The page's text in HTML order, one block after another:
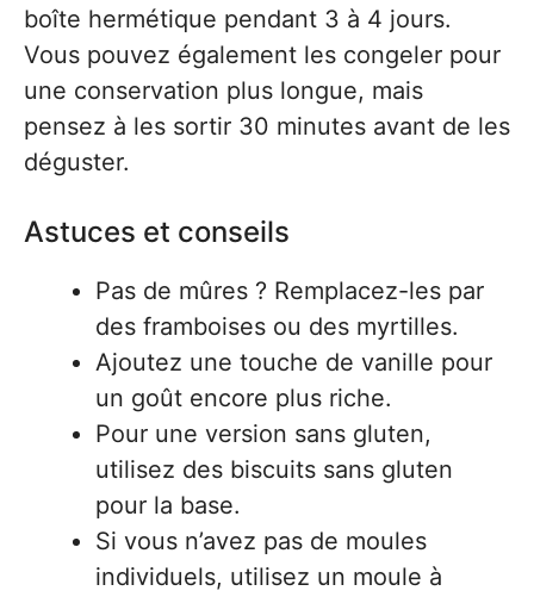
boîte hermétique pendant 3 à 4 jours.
Vous pouvez également les congeler pour
une conservation plus longue, mais
pensez à les sortir 30 minutes avant de les
déguster.
Astuces et conseils
Pas de mûres ? Remplacez-les par
des framboises ou des myrtilles.
Ajoutez une touche de vanille pour
un goût encore plus riche.
Pour une version sans gluten,
utilisez des biscuits sans gluten
pour la base.
Si vous n’avez pas de moules
individuels, utilisez un moule à